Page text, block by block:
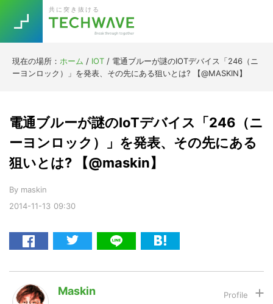
primary
navigation
main
content
primary
sidebar
footer
共に突き抜ける
現在の場所： ホーム / IOT / 電通ブルーが謎のIOTデバイス「246（ニ
ーヨンロック）」を発表、その先にある狙いとは? 【@MASKIN】
2014-11-13 09:30
電通ブルーが謎のIoTデバイス「246（ニ
ーヨンロック）」を発表、その先にある
狙いとは? 【@maskin】
By maskin
Maskin
TOPICS
RE:LIFE
Re:Work
AI
[Startup]
[Voice Edition]
[YouTube]
Trend 今話題の注目キーワード
5G Asana テレワーク
ニューノーマル
Daily Weekly